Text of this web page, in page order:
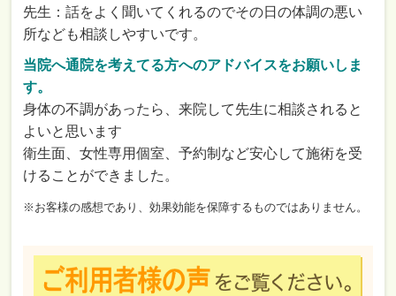
先生：話をよく聞いてくれるのでその日の体調の悪い
所なども相談しやすいです。
当院へ通院を考えてる方へのアドバイスをお願いしま
す。
身体の不調があったら、来院して先生に相談されると
よいと思います
衛生面、女性専用個室、予約制など安心して施術を受
けることができました。
※お客様の感想であり、効果効能を保障するものではありません。